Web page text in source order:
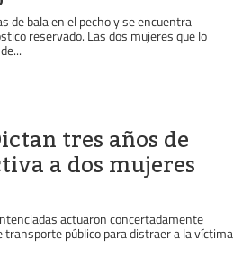
de bala en el pecho y se encuentra
reservado. Las dos mujeres que lo
tres años de
a dos mujeres
actuaron concertadamente
transporte público para distraer a la víctima